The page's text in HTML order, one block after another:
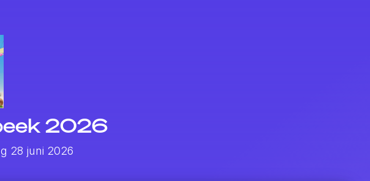
2026
28 juni 2026